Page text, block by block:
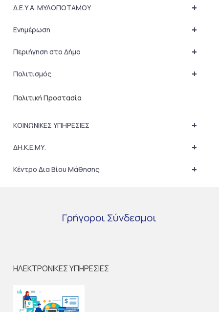
+
Δ.Ε.Υ.Α. ΜΥΛΟΠΟΤΑΜΟΥ
+
Ενημέρωση
+
Περιήγηση στο Δήμο
+
Πολιτισμός
Πολιτική Προστασία
+
ΚΟΙΝΩΝΙΚΕΣ ΥΠΗΡΕΣΙΕΣ
+
ΔΗ.Κ.Ε.ΜΥ.
+
Κέντρο Δια Βίου Μάθησης
Γρήγοροι Σύνδεσμοι
ΗΛΕΚΤΡΟΝΙΚΕΣ ΥΠΗΡΕΣΙΕΣ